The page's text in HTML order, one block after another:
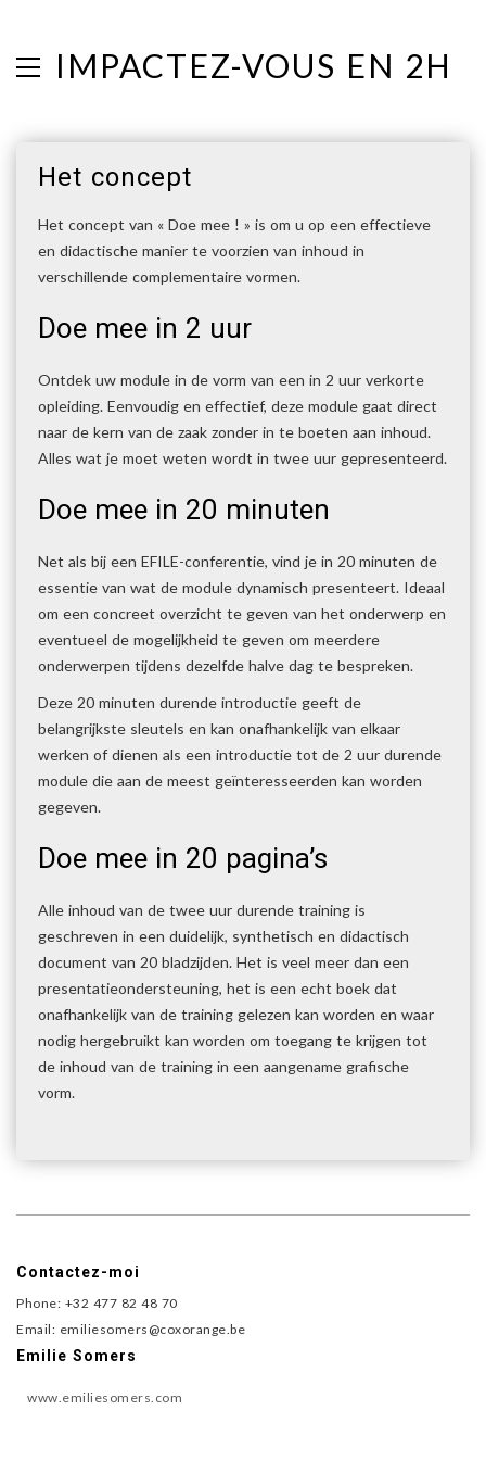
IMPACTEZ-VOUS EN 2H
Het concept
Het concept van « Doe mee ! » is om u op een effectieve
en didactische manier te voorzien van inhoud in
verschillende complementaire vormen.
Doe mee in 2 uur
Ontdek uw module in de vorm van een in 2 uur verkorte
opleiding. Eenvoudig en effectief, deze module gaat direct
naar de kern van de zaak zonder in te boeten aan inhoud.
Alles wat je moet weten wordt in twee uur gepresenteerd.
Doe mee in 20 minuten
Net als bij een EFILE-conferentie, vind je in 20 minuten de
essentie van wat de module dynamisch presenteert. Ideaal
om een concreet overzicht te geven van het onderwerp en
eventueel de mogelijkheid te geven om meerdere
onderwerpen tijdens dezelfde halve dag te bespreken.
Deze 20 minuten durende introductie geeft de
belangrijkste sleutels en kan onafhankelijk van elkaar
werken of dienen als een introductie tot de 2 uur durende
module die aan de meest geïnteresseerden kan worden
gegeven.
Doe mee in 20 pagina’s
Alle inhoud van de twee uur durende training is
geschreven in een duidelijk, synthetisch en didactisch
document van 20 bladzijden. Het is veel meer dan een
presentatieondersteuning, het is een echt boek dat
onafhankelijk van de training gelezen kan worden en waar
nodig hergebruikt kan worden om toegang te krijgen tot
de inhoud van de training in een aangename grafische
vorm.
Contactez-moi
Phone: +32 477 82 48 70
Email: emiliesomers@coxorange.be
Emilie Somers
www.emiliesomers.com